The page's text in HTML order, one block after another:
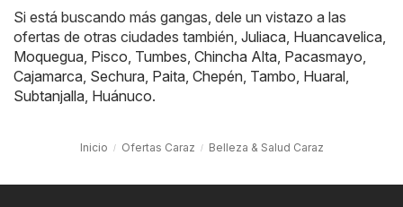
Si está buscando más gangas, dele un vistazo a las
ofertas de otras ciudades también, Juliaca Huancavelica
Moquegua Pisco Tumbes Chincha Alta Pacasmayo
Cajamarca Sechura Paita Chepén Tambo Huaral
Subtanjalla Huánuco.
Inicio Ofertas Caraz Belleza & Salud Caraz